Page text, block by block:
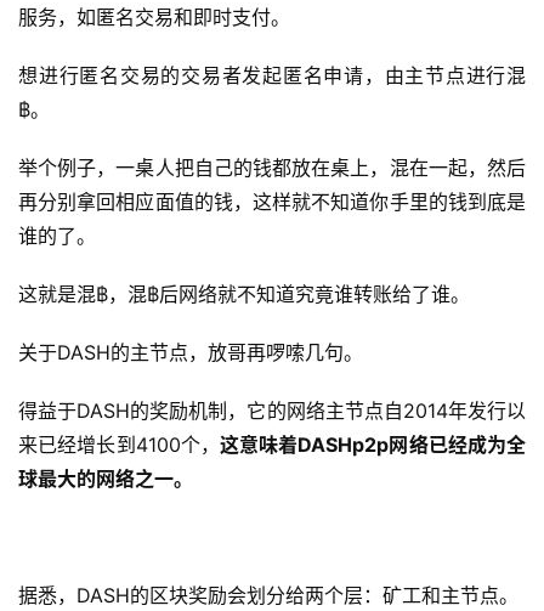
服务，如匿名交易和即时支付。
想进行匿名交易的交易者发起匿名申请，由主节点进行混
฿。
举个例子，一桌人把自己的钱都放在桌上，混在一起，然后
再分别拿回相应面值的钱，这样就不知道你手里的钱到底是
谁的了。
这就是混฿，混฿后网络就不知道究竟谁转账给了谁。
关于DASH的主节点，放哥再啰嗦几句。
得益于DASH的奖励机制，它的网络主节点自2014年发行以
来已经增长到4100个， 这意味着DASHp2p网络已经成为全
球最大的网络之一。
据悉，DASH的区块奖励会划分给两个层：矿工和主节点。